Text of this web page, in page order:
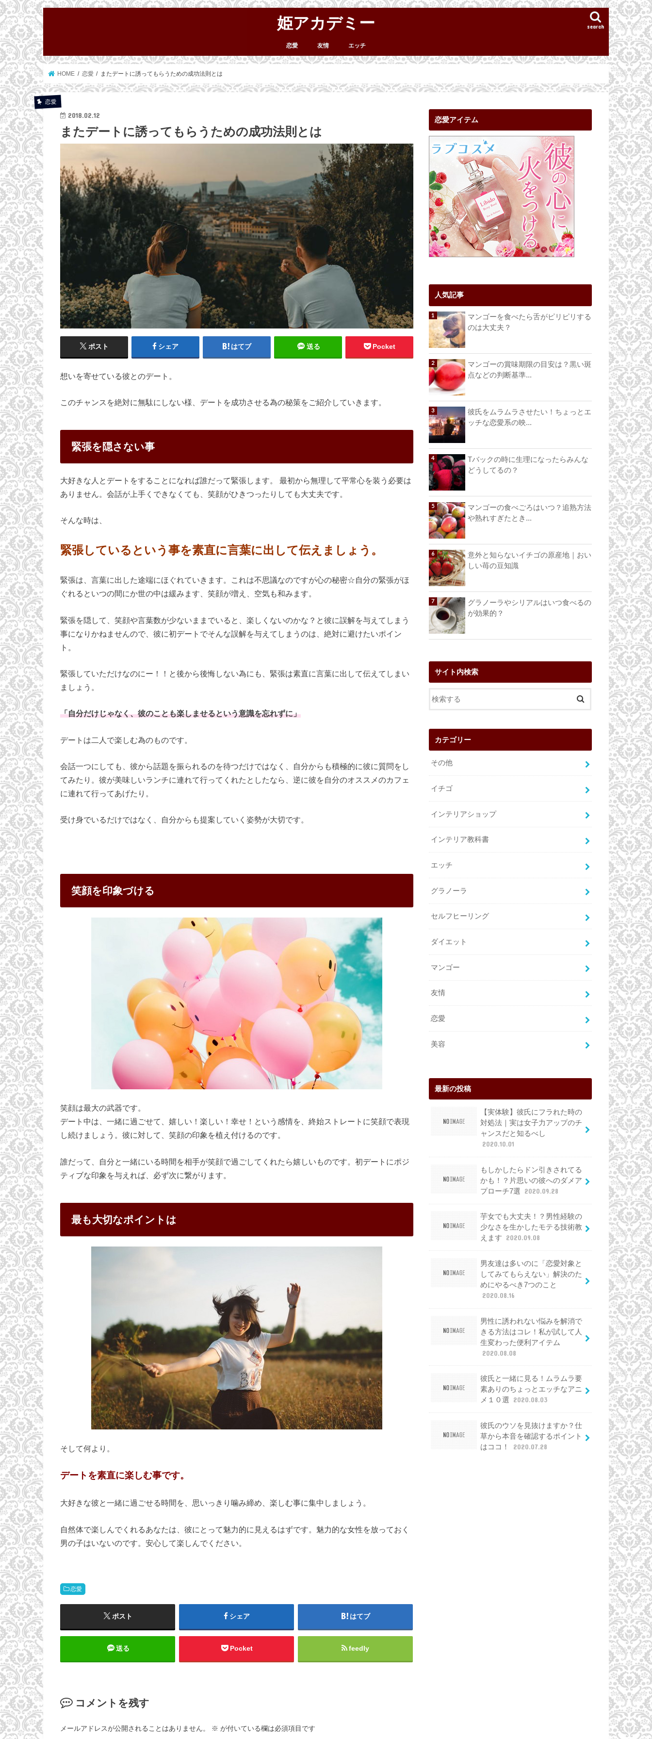
姫アカデミー search
恋愛 友情 エッチ
HOME 恋愛 またデートに誘ってもらうための成功法則とは
恋愛
2018.02.12
またデートに誘ってもらうための成功法則とは
ポスト シェア はてブ 送る Pocket
想いを寄せている彼とのデート。
このチャンスを絶対に無駄にしない様、デートを成功させる為の秘策をご紹介していきます。
緊張を隠さない事
大好きな人とデートをすることになれば誰だって緊張します。 最初から無理して平常心を装う必要は
ありません。会話が上手くできなくても、笑顔がひきつったりしても大丈夫です。
そんな時は、
緊張しているという事を素直に言葉に出して伝えましょう。
緊張は、言葉に出した途端にほぐれていきます。これは不思議なのですが心の秘密☆自分の緊張がほ
ぐれるといつの間にか世の中は緩みます、笑顔が増え、空気も和みます。
緊張を隠して、笑顔や言葉数が少ないままでいると、楽しくないのかな？と彼に誤解を与えてしまう
事になりかねませんので、彼に初デートでそんな誤解を与えてしまうのは、絶対に避けたいポイン
ト。
緊張していただけなのにー！！と後から後悔しない為にも、緊張は素直に言葉に出して伝えてしまい
ましょう。
「自分だけじゃなく、彼のことも楽しませるという意識を忘れずに」
デートは二人で楽しむ為のものです。
会話一つにしても、彼から話題を振られるのを待つだけではなく、自分からも積極的に彼に質問をし
てみたり。彼が美味しいランチに連れて行ってくれたとしたなら、逆に彼を自分のオススメのカフェ
に連れて行ってあげたり。
受け身でいるだけではなく、自分からも提案していく姿勢が大切です。
笑顔を印象づける
笑顔は最大の武器です。
デート中は、一緒に過ごせて、嬉しい！楽しい！幸せ！という感情を、終始ストレートに笑顔で表現
し続けましょう。彼に対して、笑顔の印象を植え付けるのです。
誰だって、自分と一緒にいる時間を相手が笑顔で過ごしてくれたら嬉しいものです。初デートにポジ
ティブな印象を与えれば、必ず次に繋がります。
最も大切なポイントは
そして何より。
デートを素直に楽しむ事です。
大好きな彼と一緒に過ごせる時間を、思いっきり噛み締め、楽しむ事に集中しましょう。
自然体で楽しんでくれるあなたは、彼にとって魅力的に見えるはずです。魅力的な女性を放っておく
男の子はいないのです。安心して楽しんでください。
恋愛
ポスト シェア はてブ
送る Pocket feedly
コメントを残す
メールアドレスが公開されることはありません。 ※ が付いている欄は必須項目です
恋愛アイテム
人気記事
マンゴーを食べたら舌がピリピリする
のは大丈夫？
マンゴーの賞味期限の目安は？黒い斑
点などの判断基準...
彼氏をムラムラさせたい！ちょっとエ
ッチな恋愛系の映...
Tバックの時に生理になったらみんな
どうしてるの？
マンゴーの食べごろはいつ？追熟方法
や熟れすぎたとき...
意外と知らないイチゴの原産地｜おい
しい苺の豆知識
グラノーラやシリアルはいつ食べるの
が効果的？
サイト内検索
カテゴリー
その他
イチゴ
インテリアショップ
インテリア教科書
エッチ
グラノーラ
セルフヒーリング
ダイエット
マンゴー
友情
恋愛
美容
最新の投稿
【実体験】彼氏にフラれた時の
対処法｜実は女子力アップのチ
ャンスだと知るべし
2020.10.01
もしかしたらドン引きされてる
かも！？片思いの彼へのダメア
プローチ7選
2020.09.28
芋女でも大丈夫！？男性経験の
少なさを生かしたモテる技術教
えます
2020.09.08
男友達は多いのに「恋愛対象と
してみてもらえない」解決のた
めにやるべき7つのこと
2020.08.16
男性に誘われない悩みを解消で
きる方法はコレ！私が試して人
生変わった便利アイテム
2020.08.08
彼氏と一緒に見る！ムラムラ要
素ありのちょっとエッチなアニ
メ１０選
2020.08.03
彼氏のウソを見抜けますか？仕
草から本音を確認するポイント
はココ！
2020.07.28